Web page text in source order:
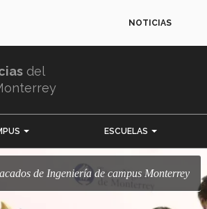
NOTICIAS
del
ESCUELAS
de Ingeniería de campus Monterrey